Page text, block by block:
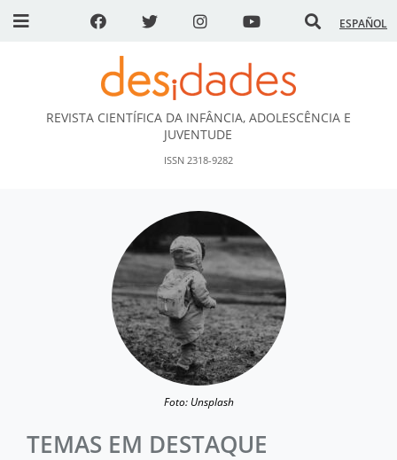
ESPAÑOL
DESidades
REVISTA CIENTÍFICA DA INFÂNCIA, ADOLESCÊNCIA E
JUVENTUDE
ISSN 2318-9282
Foto: Unsplash
TEMAS EM DESTAQUE